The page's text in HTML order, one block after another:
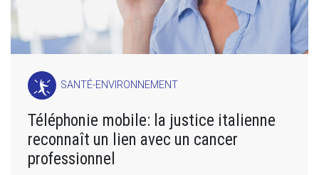
SANTÉ-ENVIRONNEMENT
Téléphonie mobile: la justice italienne
reconnaît un lien avec un cancer
professionnel